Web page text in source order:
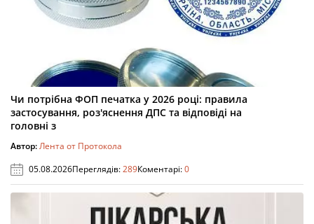
Чи потрібна ФОП печатка у 2026 році: правила
застосування, роз'яснення ДПС та відповіді на
головні з
Автор:Лента от Протокола
05.08.2026Переглядів:289Коментарі:0